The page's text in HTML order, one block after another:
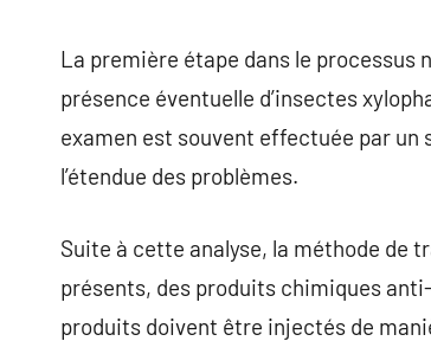
La première étape dans le
présence éventuelle d’insectes
examen est souvent effectuée par un
l’étendue des problèmes.
Suite à cette analyse, la méthode de
présents, des produits chimiques
produits doivent être injectés de